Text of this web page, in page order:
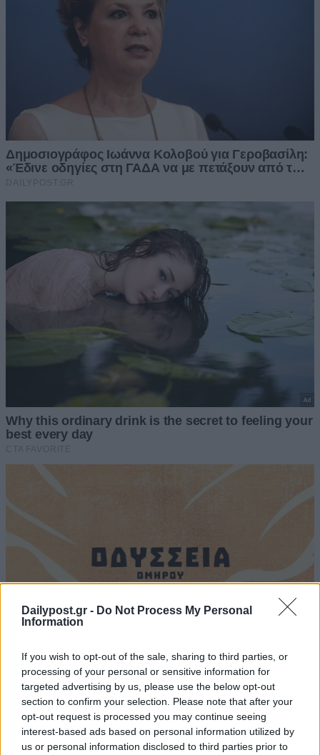
Dailypost.gr - Do Not Process My Personal
Information
If you wish to opt-out of the sale, sharing to third parties, or
processing of your personal or sensitive information for
targeted advertising by us, please use the below opt-out
section to confirm your selection. Please note that after your
opt-out request is processed you may continue seeing
interest-based ads based on personal information utilized by
us or personal information disclosed to third parties prior to